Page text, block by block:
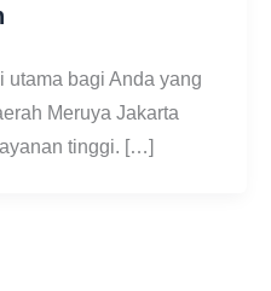
utama bagi Anda yang
Meruya Jakarta
tinggi. […]